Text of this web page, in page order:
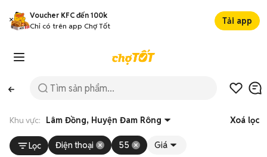
Voucher KFC đến 100k
Chỉ có trên app Chợ Tốt
Tải app
Khu vực: Lâm Đồng, Huyện Đam Rông Xoá lọc
Lọc Điện thoại 55 Giá